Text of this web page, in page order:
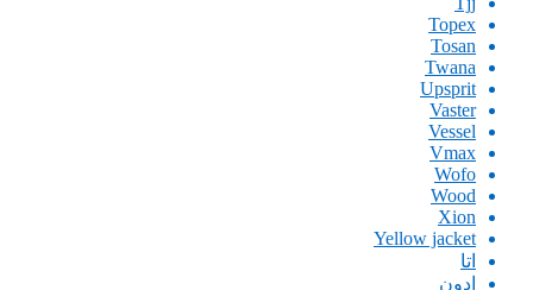
Topex
Tosan
Twana
Upsprit
Vaster
Vessel
Vmax
Wofo
Wood
Xion
Yellow jacket
اتا
ادون